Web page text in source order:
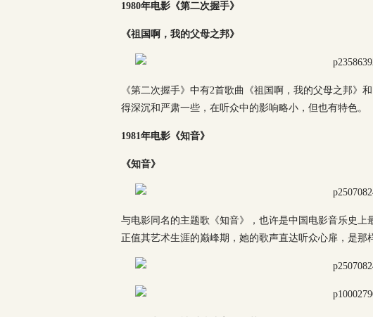
1980年电影《第二次握手》
《祖国啊，我的父母之邦》
《第二次握手》中有2首歌曲《祖国啊，我的父母之邦》
得深沉和严肃一些，在听众中的影响略小，但也有特色。
1981年电影《知音》
《知音》
与电影同名的主题歌《知音》，也许是中国电影音乐史上
正值其艺术生涯的巅峰期，她的歌声直达听众心扉，是那